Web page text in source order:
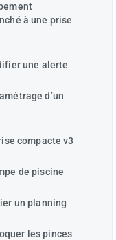
à une prise
une alerte
d’un
compacte v3
de piscine
un planning
les pinces